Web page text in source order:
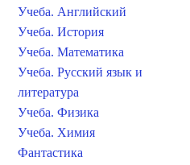
Учеба. Английский
Учеба. История
Учеба. Математика
Учеба. Русский язык и
литература
Учеба. Физика
Учеба. Химия
Фантастика